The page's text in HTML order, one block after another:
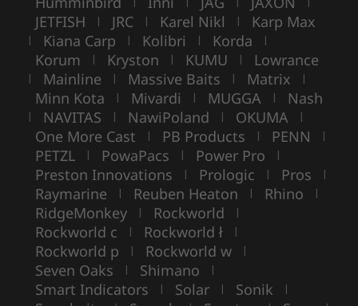
JETFISH | JRC | Karel Nikl | Karp Max
| Kiana Carp | Kolibri | Korda |
Korum | Kryston | KUMU | Lowrance
| Mainline | Massive Baits | Matrix |
Minn Kota | Mivardi | MUGGA | Nash
| NAVITAS | NawiPoland | OKUMA |
One More Cast | PB Products | PENN |
PETZL | PowaPacs | Power Pro |
Preston Innovations | Prologic | Pros |
Raymarine | Reuben Heaton | Rhino |
RidgeMonkey | Rockworld |
Rockworld c | Rockworld ł |
Rockworld p | Rockworld w |
Seven Oaks | Shimano |
Smart Indicators | Solar | Sonik |